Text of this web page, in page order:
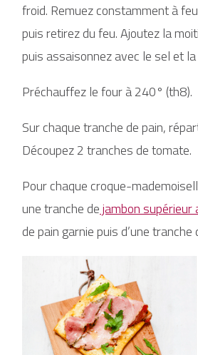
froid. Remuez constamment à
puis retirez du feu. Ajoutez la
puis assaisonnez avec le sel et
Préchauffez le four à 240° (th8).
Sur chaque tranche de pain,
Découpez 2 tranches de tomate.
Pour chaque croque-
une tranche dejambon supérieur
de pain garnie puis d’une